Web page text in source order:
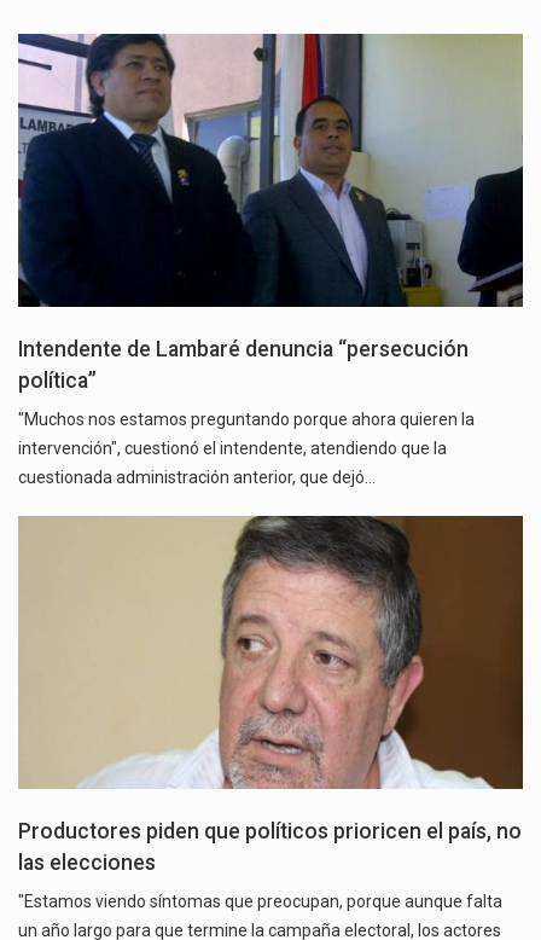
Intendente de Lambaré denuncia “persecución
política”
"Muchos nos estamos preguntando porque ahora quieren la
intervención", cuestionó el intendente, atendiendo que la
cuestionada administración anterior, que dejó…
Productores piden que políticos prioricen el país, no
las elecciones
"Estamos viendo síntomas que preocupan, porque aunque falta
un año largo para que termine la campaña electoral, los actores